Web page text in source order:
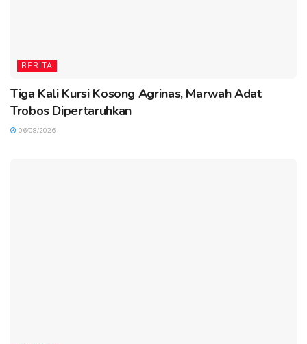
BERITA
Tiga Kali Kursi Kosong Agrinas, Marwah Adat
Trobos Dipertaruhkan
06/08/2026